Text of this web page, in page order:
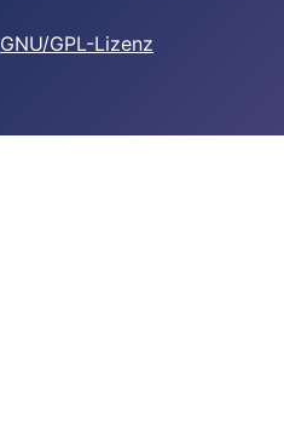
GNU/GPL-Lizenz